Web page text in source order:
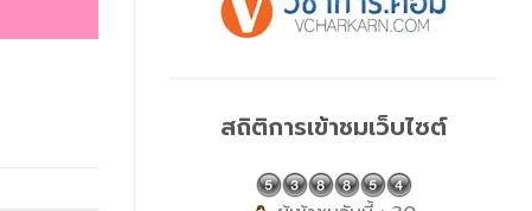
สถิติการเข้าชมเว็บไซต์